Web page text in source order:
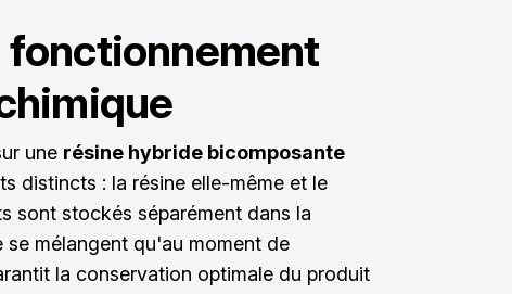
fonctionnement
une résine hybride bicomposante
distincts : la résine elle-même et le
sont stockés séparément dans la
se mélangent qu'au moment de
la conservation optimale du produit